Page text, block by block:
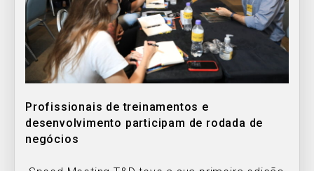
Profissionais de treinamentos e
desenvolvimento participam de rodada de
negócios